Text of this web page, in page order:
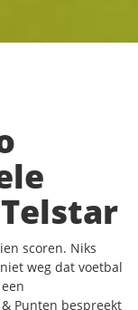
scoren. Niks
weg dat voetbal
Punten bespreekt